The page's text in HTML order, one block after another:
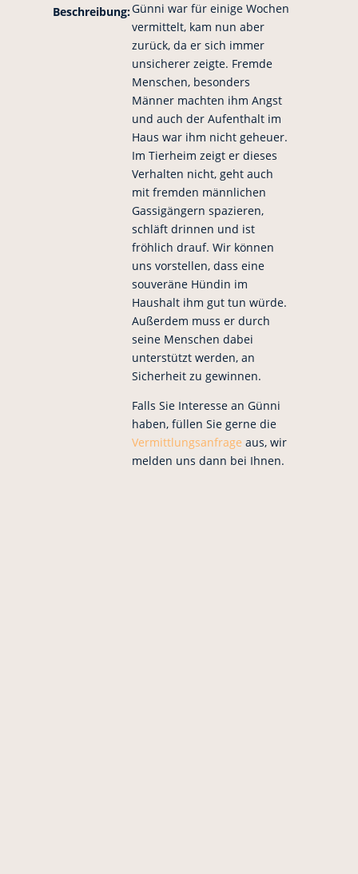
Beschreibung:Günni war für einige Wochen
vermittelt, kam nun aber
zurück, da er sich immer
unsicherer zeigte. Fremde
Menschen, besonders
Männer machten ihm Angst
und auch der Aufenthalt im
Haus war ihm nicht geheuer.
Im Tierheim zeigt er dieses
Verhalten nicht, geht auch
mit fremden männlichen
Gassigängern spazieren,
schläft drinnen und ist
fröhlich drauf. Wir können
uns vorstellen, dass eine
souveräne Hündin im
Haushalt ihm gut tun würde.
Außerdem muss er durch
seine Menschen dabei
unterstützt werden, an
Sicherheit zu gewinnen.
Falls Sie Interesse an Günni
haben, füllen Sie gerne die
Vermittlungsanfrage aus, wir
melden uns dann bei Ihnen.